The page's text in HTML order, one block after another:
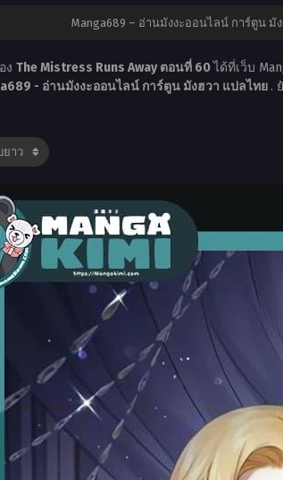
Manga689 – อ่านมังงะออนไลน์ การ์ตูน มั
ง The Mistress Runs Away ตอนที่ 60ได้ที่เว็บ
- อ่านมังงะออนไลน์ การ์ตูน มังฮวา แปลไทย .